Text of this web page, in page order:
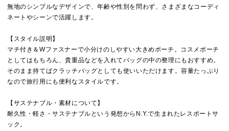
無地のシンプルなデザインで、年齢や性別を問わず、さまざまなコーディ
ネートやシーンで活躍します。
【スタイル説明】
マチ付き＆Wファスナーで小分けのしやすい大きめポーチ。コスメポーチ
としてはもちろん、貴重品などを入れてバッグの中の整理にもおすすめ。
そのまま持てばクラッチバッグとしても使いいただけます。容量たっぷり
なので旅行用にも便利なスタイルです。
【サステナブル・素材について】
耐久性・軽さ・サステナブルという発想からN.Y.で生まれたレスポートサ
ック。